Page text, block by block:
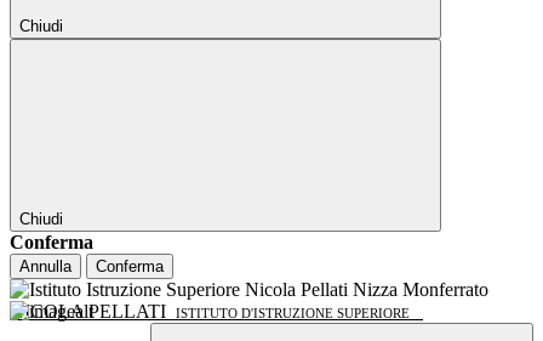
Chiudi
Chiudi
Conferma
Annulla Conferma
NICOLA PELLATI ISTITUTO D'ISTRUZIONE SUPERIORE